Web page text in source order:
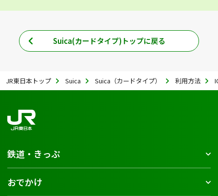
Suica(カードタイプ)トップに戻る
JR東日本トップ Suica Suica（カードタイプ） 利用方法
鉄道・きっぷ
おでかけ